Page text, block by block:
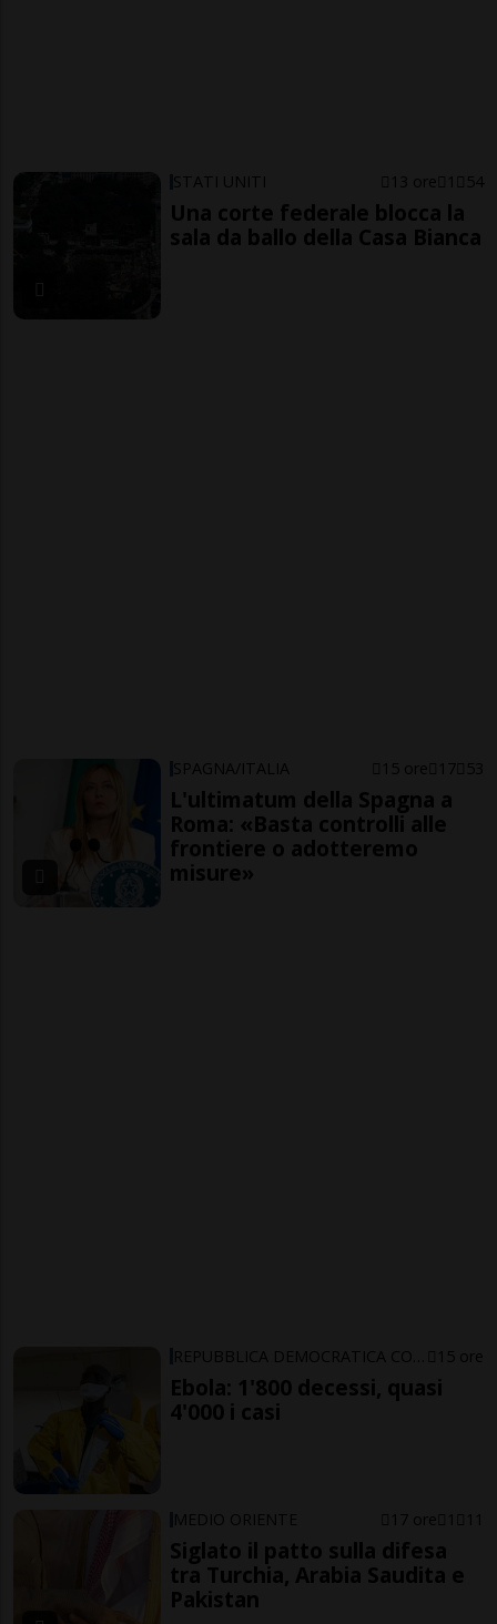
STATI UNITI 13 ore 1 54
Una corte federale blocca la
sala da ballo della Casa Bianca
SPAGNA/ITALIA 15 ore 17 53
L'ultimatum della Spagna a
Roma: «Basta controlli alle
frontiere o adotteremo
misure»
15 ore
Ebola: 1'800 decessi, quasi
4'000 i casi
MEDIO ORIENTE 17 ore 1 11
Siglato il patto sulla difesa
tra Turchia, Arabia Saudita e
Pakistan